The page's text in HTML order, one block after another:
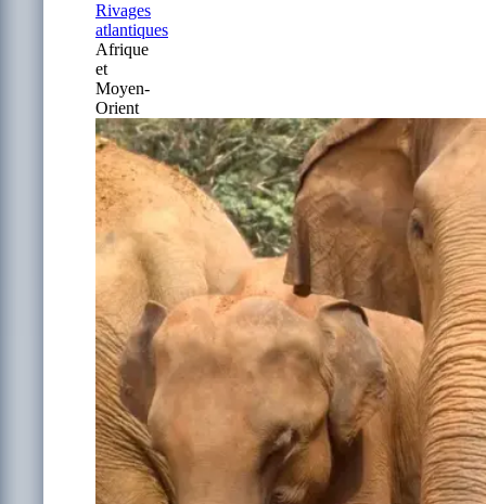
Rivages
atlantiques
Afrique
et
Moyen-
Orient